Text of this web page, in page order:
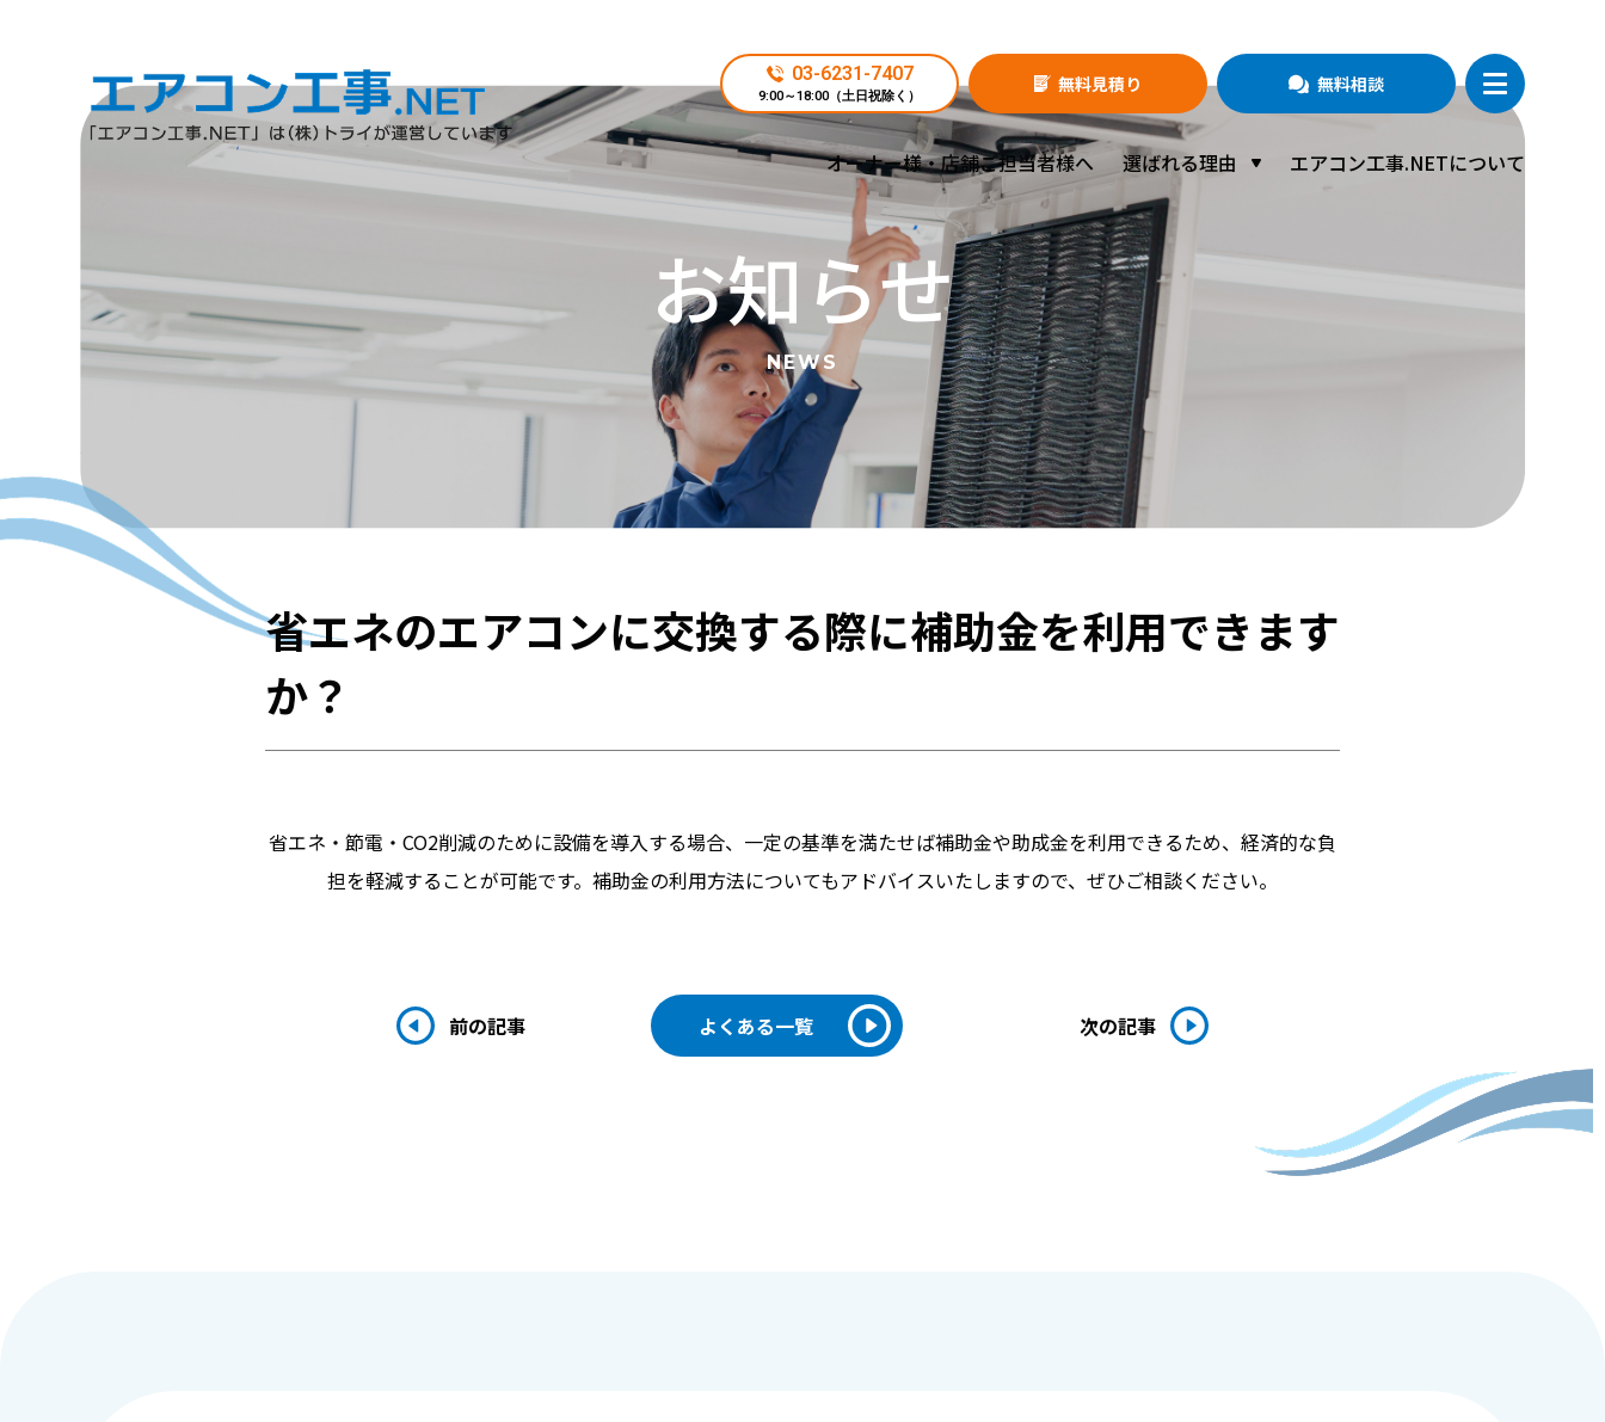
03-6231-7407
9:00～18:00（土日祝除く）
無料見積り 無料相談
オーナー様・店舗ご担当者様へ 選ばれる理由
ALL IN ONEサービス
品質にこだわった施工
メンテナンス・サポート体制
エアコン工事.NETについて
オーナー様・店舗ご担当者様へ 施工実績
品質にこだわった施工
メンテナンス・サポート体制
よくあるご質問
工事の流れ
お知らせ
導入はレンタルがおすすめ エアコン工事.NETについて
お知らせ
NEWS
省エネのエアコンに交換する際に補助金を利用できますか？
省エネのエアコンに交換する際に補助金を利用できます
か？
省エネ・節電・CO2削減のために設備を導入する場合、一定の基準を満たせば補助金や助成金を利用できるため、経済的な負
担を軽減することが可能です。補助金の利用方法についてもアドバイスいたしますので、ぜひご相談ください。
前の記事 よくある一覧 次の記事